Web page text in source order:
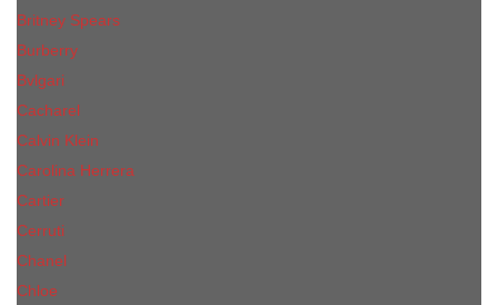
Britney Spears
Burberry
Bvlgari
Cacharel
Calvin Klein
Carolina Herrera
Cartier
Cerruti
Сhanеl
Chloe